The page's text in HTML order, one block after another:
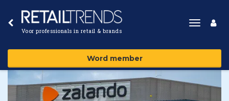
Voor professionals in retail & brands
Toggle
Word member